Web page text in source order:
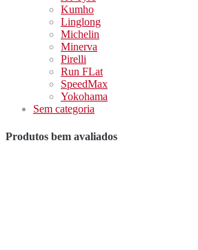
Kumho
Linglong
Michelin
Minerva
Pirelli
Run FLat
SpeedMax
Yokohama
Sem categoria
Produtos bem avaliados